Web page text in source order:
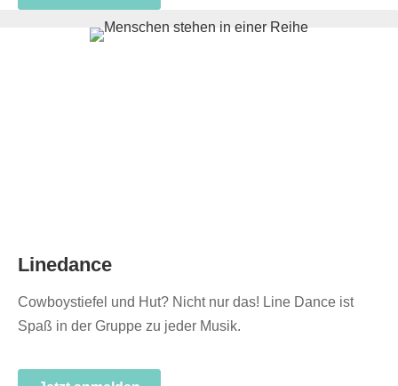
Linedance
Cowboystiefel und Hut? Nicht nur das! Line Dance ist
Spaß in der Gruppe zu jeder Musik.